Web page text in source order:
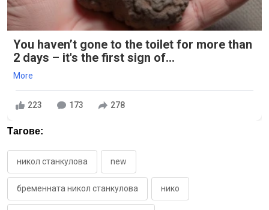
You haven’t gone to the toilet for more than
2 days – it's the first sign of...
More
223 173 278
Тагове:
никол станкулова new
бременната никол станкулова нико